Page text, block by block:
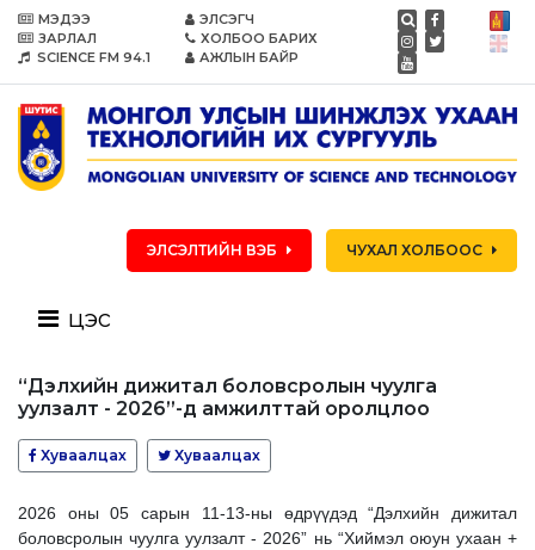
МЭДЭЭ
ЗАРЛАЛ
SCIENCE FM 94.1
ЭЛСЭГЧ
ХОЛБОО БАРИХ
АЖЛЫН БАЙР
ЭЛСЭЛТИЙН ВЭБ ЧУХАЛ ХОЛБООС
цэс
“Дэлхийн дижитал боловсролын чуулга
уулзалт - 2026”-д амжилттай оролцлоо
Хуваалцах Хуваалцах
2026 оны 05 сарын 11-13-ны өдрүүдэд “Дэлхийн дижитал
боловсролын чуулга уулзалт - 2026” нь “Хиймэл оюун ухаан +